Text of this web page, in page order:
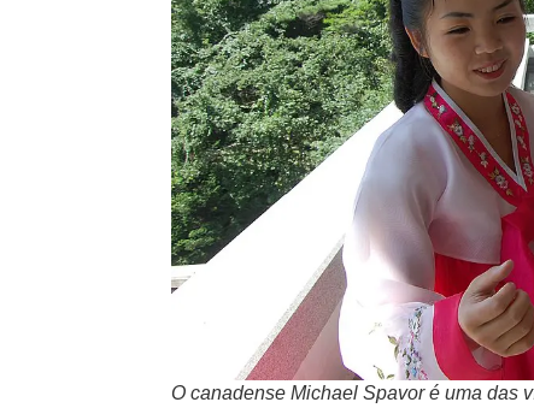
O canadense Michael Spavor é uma das